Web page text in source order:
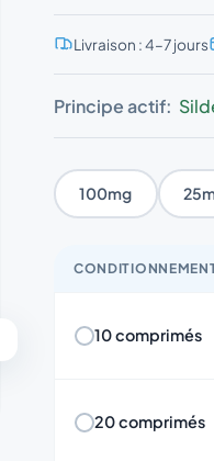
Livraison : 4–7 jours
Principe actif:
100mg
10 comprimés
20 comprimés